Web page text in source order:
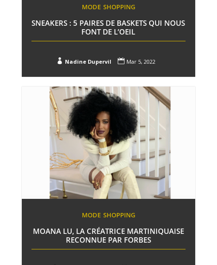
MODE SHOPPING
SNEAKERS : 5 PAIRES DE BASKETS QUI NOUS
FONT DE L’OEIL
 Nadine Dupervil  Mar 5, 2022
MODE SHOPPING
MOANA LU, LA CRÉATRICE MARTINIQUAISE
RECONNUE PAR FORBES